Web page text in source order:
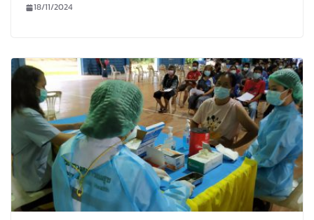
18/11/2024